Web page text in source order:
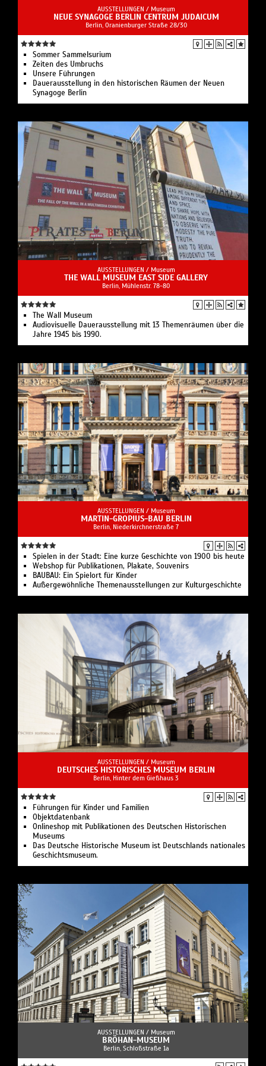
AUSSTELLUNGEN / Museum
NEUE SYNAGOGE BERLIN CENTRUM JUDAICUM
Berlin, Oranienburger Straße 28/30
Sommer Sammelsurium
Zeiten des Umbruchs
Unsere Führungen
Dauerausstellung in den historischen Räumen der Neuen
Synagoge Berlin
AUSSTELLUNGEN / Museum
THE WALL MUSEUM EAST SIDE GALLERY
Berlin, Mühlenstr. 78-80
The Wall Museum
Audiovisuelle Dauerausstellung mit 13 Themenräumen über die
Jahre 1945 bis 1990.
AUSSTELLUNGEN / Museum
MARTIN-GROPIUS-BAU BERLIN
Berlin, Niederkirchnerstraße 7
Spielen in der Stadt: Eine kurze Geschichte von 1900 bis heute
Webshop für Publikationen, Plakate, Souvenirs
BAUBAU: Ein Spielort für Kinder
Außergewöhnliche Themenausstellungen zur Kulturgeschichte
AUSSTELLUNGEN / Museum
DEUTSCHES HISTORISCHES MUSEUM BERLIN
Berlin, Hinter dem Gießhaus 3
Führungen für Kinder und Familien
Objektdatenbank
Onlineshop mit Publikationen des Deutschen Historischen
Museums
Das Deutsche Historische Museum ist Deutschlands nationales
Geschichtsmuseum.
AUSSTELLUNGEN / Museum
BRÖHAN-MUSEUM
Berlin, Schloßstraße 1a